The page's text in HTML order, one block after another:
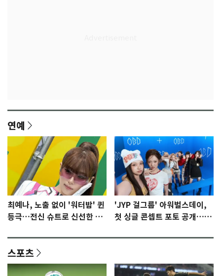
연예
최예나, 노출 없이 '워터밤' 퀸
등극…전신 슈트로 신선한 충
'JYP 걸그룹' 아워벌스데이,
첫 싱글 콘셉트 포토 공개…청
스포츠